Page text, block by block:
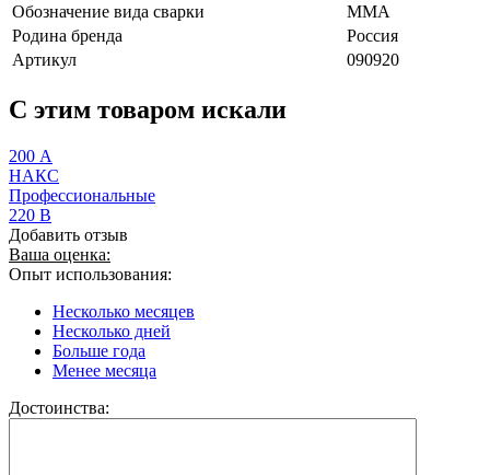
Обозначение вида сварки
MMA
Родина бренда
Россия
Артикул
090920
C этим товаром искали
200 А
НАКС
Профессиональные
220 В
Добавить отзыв
Ваша оценка:
Опыт использования:
Несколько месяцев
Несколько дней
Больше года
Менее месяца
Достоинства: